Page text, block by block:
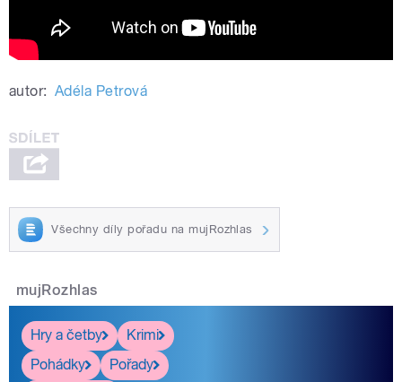
autor: Adéla Petrová
Všechny díly pořadu na mujRozhlas
mujRozhlas
Hry a četby
Krimi
Pohádky
Pořady